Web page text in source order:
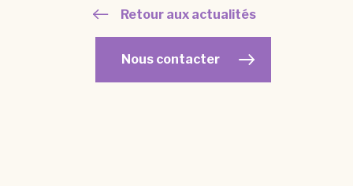
Retour aux actualités
Nous contacter